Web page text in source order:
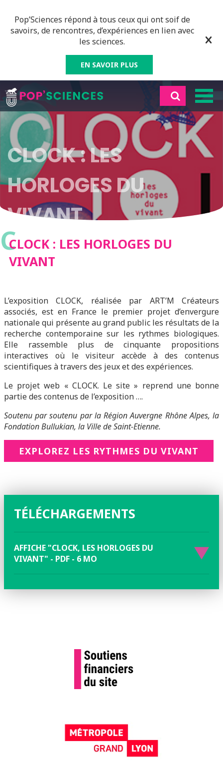
Pop’Sciences répond à tous ceux qui ont soif de
savoirs, de rencontres, d’expériences en lien avec
les sciences.
EN SAVOIR PLUS
CLOCK : LES
HORLOGES DU
VIVANT
CCLOCK : LES HORLOGES DU
VIVANT
L’exposition CLOCK, réalisée par ART’M Créateurs
associés, est en France le premier projet d’envergure
nationale qui présente au grand public les résultats de la
recherche contemporaine sur les rythmes biologiques.
Elle rassemble plus de cinquante propositions
interactives où le visiteur accède à des contenus
scientifiques à travers des jeux et des expériences.
Le projet web « CLOCK. Le site » reprend une bonne
partie des contenus de l’exposition ….
Soutenu par soutenu par la Région Auvergne Rhône Alpes, la
Fondation Bullukian, la Ville de Saint-Etienne.
EXPLOREZ LES RYTHMES DU VIVANT
TÉLÉCHARGEMENTS
AFFICHE "CLOCK, LES HORLOGES DU
VIVANT" - PDF - 6 MO